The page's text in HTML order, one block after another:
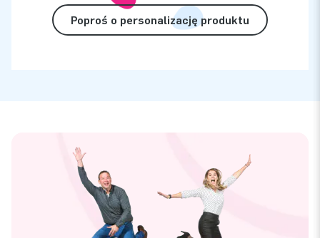
Poproś o personalizację produktu